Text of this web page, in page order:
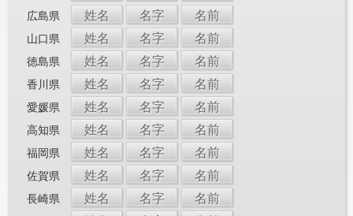
広島県 姓名 名字 名前
山口県 姓名 名字 名前
徳島県 姓名 名字 名前
香川県 姓名 名字 名前
愛媛県 姓名 名字 名前
高知県 姓名 名字 名前
福岡県 姓名 名字 名前
佐賀県 姓名 名字 名前
長崎県 姓名 名字 名前